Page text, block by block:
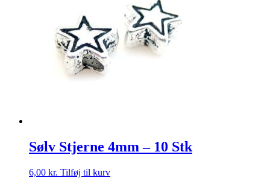
Sølv Stjerne 4mm – 10 Stk
6,00 kr. Tilføj til kurv